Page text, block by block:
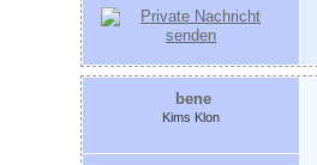
bene
Kims Klon